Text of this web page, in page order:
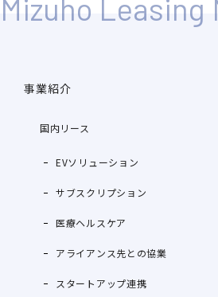
事業紹介
国内リース
EVソリューション
サブスクリプション
医療ヘルスケア
アライアンス先との協業
スタートアップ連携